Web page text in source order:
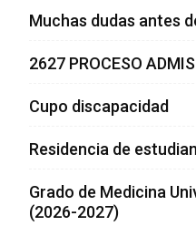
Muchas dudas antes
2627 PROCESO
Cupo discapacidad
Residencia de
Grado de Medicina
(2026-2027)